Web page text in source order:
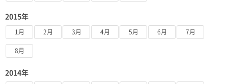
2015年
1月 2月 3月 4月 5月 6月 7月
8月
2014年